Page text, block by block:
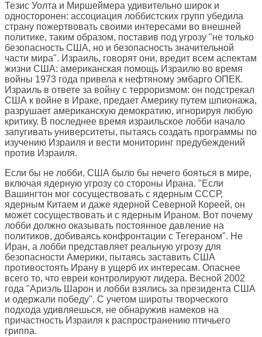
Тезис Уолта и Миршеймера удивительно широк и
односторонен: ассоциация лоббистских групп убедила
страну пожертвовать своими интересами во внешней
политике, таким образом, поставив под угрозу "не только
безопасность США, но и безопасность значительной
части мира". Израиль, говорят они, вредит всем аспектам
жизни США: американская помощь Израилю во время
войны 1973 года привела к нефтяному эмбарго ОПЕК.
Израиль в ответе за войну с терроризмом: он подстрекал
США к войне в Ираке, предает Америку путем шпионажа,
разрушает американскую демократию, игнорируя любую
критику. В последнее время израильское лобби начало
запугивать университеты, пытаясь создать программы по
изучению Израиля и вести мониторинг предубеждений
против Израиля.
Если бы не лобби, США было бы нечего бояться в мире,
включая ядерную угрозу со стороны Ирана. "Если
Вашингтон мог сосуществовать с ядерным СССР,
ядерным Китаем и даже ядерной Северной Кореей, он
может сосуществовать и с ядерным Ираном. Вот почему
лобби должно оказывать постоянное давление на
политиков, добиваясь конфронтации с Тегераном". Не
Иран, а лобби представляет реальную угрозу для
безопасности Америки, пытаясь заставить США
противостоять Ирану в ущерб их интересам. Опаснее
всего то, что евреи контролируют лидера. Весной 2002
года "Ариэль Шарон и лобби взялись за президента США
и одержали победу". С учетом широты творческого
подхода удивляешься, не обнаружив намеков на
причастность Израиля к распространению птичьего
гриппа.